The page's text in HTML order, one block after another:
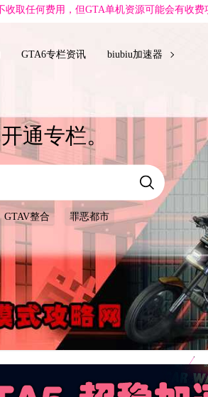
单机资源可能会有收费项目，我们提供最
GTA6专栏资讯 biubiu加速器
通专栏。
GTAV整合 罪恶都市